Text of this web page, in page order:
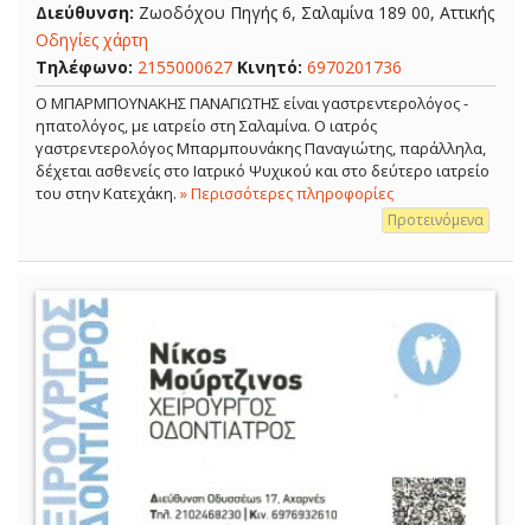
Διεύθυνση: Ζωοδόχου Πηγής 6, Σαλαμίνα 189 00, Αττικής
Οδηγίες χάρτη
Τηλέφωνο: 2155000627 Κινητό: 6970201736
Ο ΜΠΑΡΜΠΟΥΝΑΚΗΣ ΠΑΝΑΓΙΩΤΗΣ είναι γαστρεντερολόγος -
ηπατολόγος, με ιατρείο στη Σαλαμίνα. Ο ιατρός
γαστρεντερολόγος Μπαρμπουνάκης Παναγιώτης, παράλληλα,
δέχεται ασθενείς στο Ιατρικό Ψυχικού και στο δεύτερο ιατρείο
του στην Κατεχάκη. » Περισσότερες πληροφορίες
Προτεινόμενα